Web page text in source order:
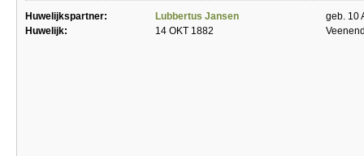
Huwelijkspartner: Lubbertus Jansen
geb. 10
Huwelijk:
14 OKT 1882